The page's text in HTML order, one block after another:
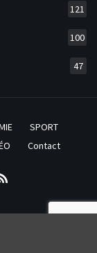
121
100
47
SPORT
Contact